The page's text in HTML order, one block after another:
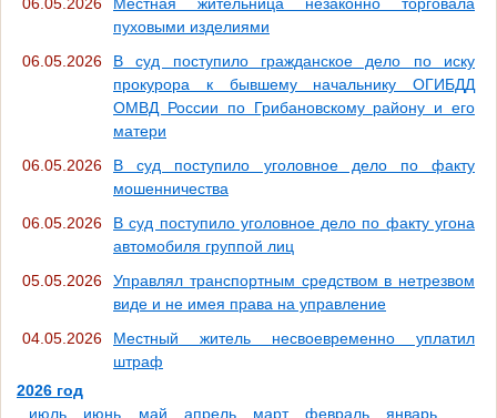
пуховыми изделиями
06.05.2026
В суд поступило гражданское дело по иску
прокурора к бывшему начальнику ОГИБДД
ОМВД России по Грибановскому району и его
матери
06.05.2026
В суд поступило уголовное дело по факту
мошенничества
06.05.2026
В суд поступило уголовное дело по факту угона
автомобиля группой лиц
05.05.2026
Управлял транспортным средством в нетрезвом
виде и не имея права на управление
04.05.2026
Местный житель несвоевременно уплатил
штраф
2026 год
июль
июнь май апрель март февраль
январь